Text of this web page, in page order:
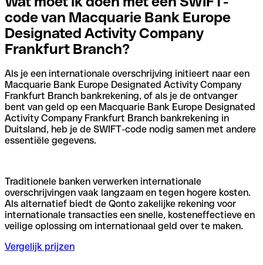
code van Macquarie Bank Europe
Designated Activity Company
Frankfurt Branch?
Als je een internationale overschrijving initieert naar een
Macquarie Bank Europe Designated Activity Company
Frankfurt Branch bankrekening, of als je de ontvanger
bent van geld op een Macquarie Bank Europe Designated
Activity Company Frankfurt Branch bankrekening in
Duitsland, heb je de SWIFT-code nodig samen met andere
essentiële gegevens.
Traditionele banken verwerken internationale
overschrijvingen vaak langzaam en tegen hogere kosten.
Als alternatief biedt de Qonto zakelijke rekening voor
internationale transacties een snelle, kosteneffectieve en
veilige oplossing om internationaal geld over te maken.
Vergelijk prijzen